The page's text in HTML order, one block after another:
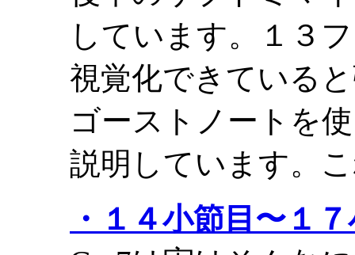
しています。１３
視覚化できている
ゴーストノートを
説明しています。
・１４小節目〜１